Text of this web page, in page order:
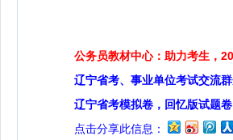
公务员教材中心：助力考生，
辽宁省考、事业单位考试交流
辽宁省考模拟卷，回忆版试题
点击分享此信息：